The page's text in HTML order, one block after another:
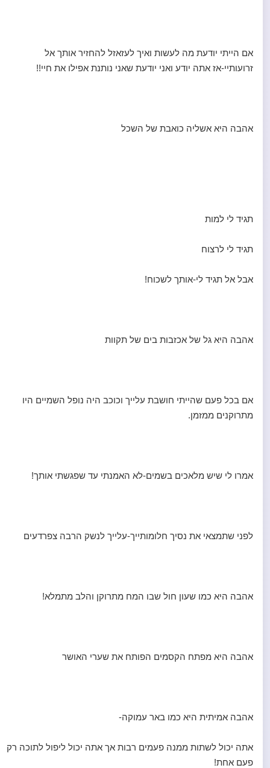
אם הייתי יודעת מה לעשות ואיך לעזאזל להחזיר אותך אל
זרועותיי-אז אתה יודע ואני יודעת שאני נותנת אפילו את חיי!!
אהבה היא אשליה כואבת של השכל
תגיד לי למות
תגיד לי לרצוח
אבל אל תגיד לי-אותך לשכוח!
אהבה היא גל של אכזבות בים של תקוות
אם בכל פעם שהייתי חושבת עלייך וכוכב היה נופל השמיים היו
מתרוקנים ממזמן.
אמרו לי שיש מלאכים בשמים-לא האמנתי עד שפגשתי אותך!
לפני שתמצאי את נסיך חלומותייך-עלייך לנשק הרבה צפרדעים
אהבה היא כמו שעון חול שבו המח מתרוקן והלב מתמלא!
אהבה היא מפתח הקסמים הפותח את שערי האושר
אהבה אמיתית היא כמו באר עמוקה-
אתה יכול לשתות ממנה פעמים רבות אך אתה יכול ליפול לתוכה רק
פעם אחת!